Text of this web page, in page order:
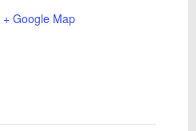
+ Google Map